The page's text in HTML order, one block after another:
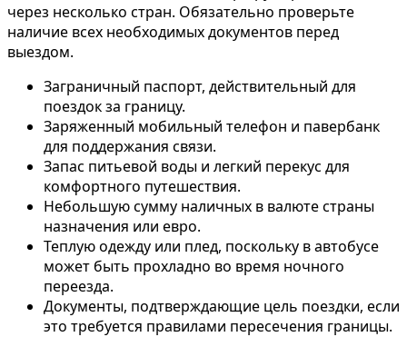
через несколько стран. Обязательно проверьте
наличие всех необходимых документов перед
выездом.
Заграничный паспорт, действительный для
поездок за границу.
Заряженный мобильный телефон и павербанк
для поддержания связи.
Запас питьевой воды и легкий перекус для
комфортного путешествия.
Небольшую сумму наличных в валюте страны
назначения или евро.
Теплую одежду или плед, поскольку в автобусе
может быть прохладно во время ночного
переезда.
Документы, подтверждающие цель поездки, если
это требуется правилами пересечения границы.